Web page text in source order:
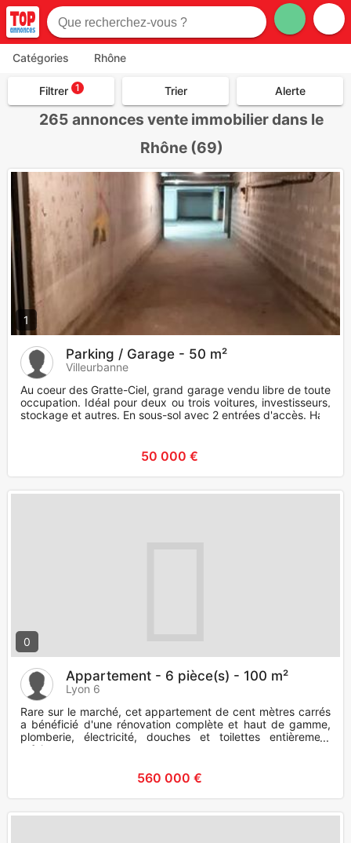
Catégories Rhône
Filtrer 1 Trier Alerte
265 annonces vente immobilier dans le
Rhône (69)
1
Parking / Garage - 50 m²
Villeurbanne
Au coeur des Gratte-Ciel, grand garage vendu libre de toute
occupation. Idéal pour deux ou trois voitures, investisseurs,
stockage et autres. En sous-sol avec 2 entrées d'accès. Ha
50 000 €
0
Appartement - 6 pièce(s) - 100 m²
Lyon 6
Rare sur le marché, cet appartement de cent mètres carrés
a bénéficié d'une rénovation complète et haut de gamme,
plomberie, électricité, douches et toilettes entièrement
refaites
560 000 €